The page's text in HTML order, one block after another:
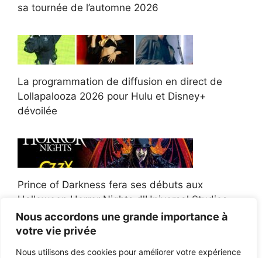
Nous accordons une grande importance à
votre vie privée
Nous utilisons des cookies pour améliorer votre expérience
sa tournée de l’automne 2026
La programmation de diffusion en direct de
Lollapalooza 2026 pour Hulu et Disney+
dévoilée
Prince of Darkness fera ses débuts aux
Halloween Horror Nights d'Universal Studios